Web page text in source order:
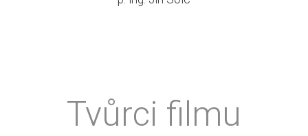
Tvůrci filmu